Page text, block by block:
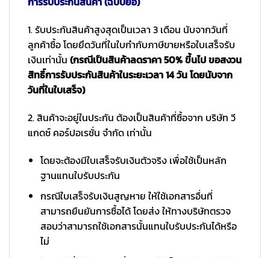
1. รับประกันสินค้าสูงสุดเป็นเวลา 3 เดือน นับจากวันที่
ลูกค้าซื้อ โดยยึดวันที่ในใบกำกับภาษีขายหรือใบเสร็จรับ
เงินเท่านั้น (กรณีเป็นสินค้าลดราคา 50% ขึ้นไป ขอสงวน
สิทธิ์การรับประกันสินค้าในระยะเวลา 14 วัน โดยนับจาก
วันที่ในใบเสร็จ)
2. สินค้าจะอยู่ในประกัน ต้องเป็นสินค้าที่ซื้อจาก บริษัท วี
แกดซ์ คอร์ปอเรชั่น จำกัด เท่านั้น
โดยจะต้องมีใบเสร็จรับเงินตัวจริง เพื่อใช้เป็นหลัก
ฐานแทนใบรับประกัน
กรณีใบเสร็จรับเงินสูญหาย ให้ใช้เอกสารอื่นที่
สามารถยืนยันการซื้อได้ โดยส่ง ให้ทางบริษัทตรวจ
สอบว่าสามารถใช้เอกสารนั้นแทนใบรับประกันได้หรือ
ไม่